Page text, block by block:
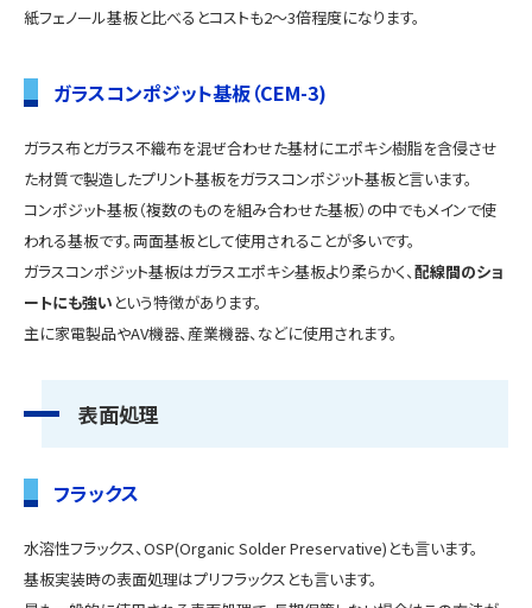
紙フェノール基板と比べるとコストも2〜3倍程度になります。
ガラスコンポジット基板（CEM-3)
ガラス布とガラス不織布を混ぜ合わせた基材にエポキシ樹脂を含侵させ
た材質で製造したプリント基板をガラスコンポジット基板と言います。
コンポジット基板（複数のものを組み合わせた基板）の中でもメインで使
われる基板です。両面基板として使用されることが多いです。
ガラスコンポジット基板はガラスエポキシ基板より柔らかく、配線間のショ
ートにも強い という特徴があります。
主に家電製品やAV機器、産業機器、などに使用されます。
表面処理
フラックス
水溶性フラックス、OSP(Organic Solder Preservative)とも言います。
基板実装時の表面処理はプリフラックスとも言います。